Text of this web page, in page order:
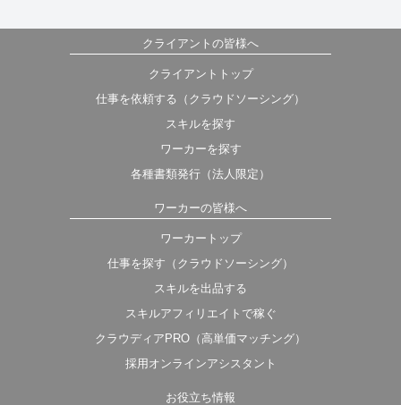
クライアントの皆様へ
クライアントトップ
仕事を依頼する（クラウドソーシング）
スキルを探す
ワーカーを探す
各種書類発行（法人限定）
ワーカーの皆様へ
ワーカートップ
仕事を探す（クラウドソーシング）
スキルを出品する
スキルアフィリエイトで稼ぐ
クラウディアPRO（高単価マッチング）
採用オンラインアシスタント
お役立ち情報